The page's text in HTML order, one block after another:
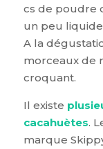
cs de poudre
un peu
A la
morceaux de
croquant.
Il existe
cacahuètes.
marque